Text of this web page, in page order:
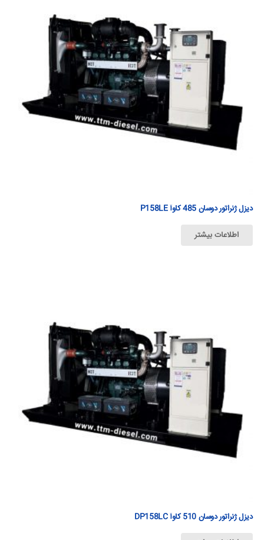
دیزل ژنراتور دوسان 485 كاوآ P158LE
اطلاعات بیشتر
دیزل ژنراتور دوسان 510 كاوآ DP158LC